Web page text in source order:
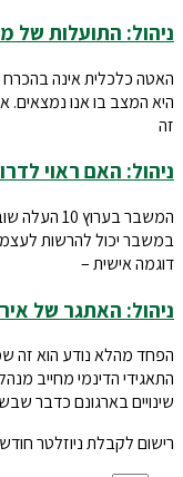
ניהול: התועלות של
האטה כלכלית אינה בהכרח
היא המצב בו אנו
זה
ניהול: האם ראוי
המשבר
במשבר יכול להרשות
דוגמה אישית –
ניהול: האתגר של
הפחד מהלא נודע הוא זה
התאגידי הדינמי מחייב
שינויים בארגונם כדבר
רישום לקבלת ניוזלטר